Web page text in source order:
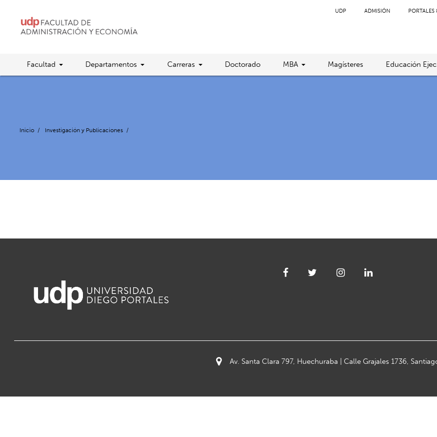
UDP ADMISIÓN PORTALES
Facultad Departamentos Carreras Doctorado MBA Magísteres Educación
Inicio / Investigación y Publicaciones /
Av. Santa Clara 797, Huechuraba | Calle Grajales 1736,